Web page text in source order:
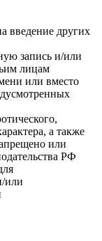
введение других
запись и/или
лицам
или вместо
а также
или
РФ
или